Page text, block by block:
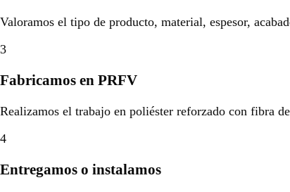
Valoramos el tipo de producto, material, espesor,
3
Fabricamos en PRFV
Realizamos el trabajo en poliéster reforzado con fibra
4
Entregamos o instalamos